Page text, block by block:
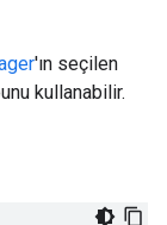
'ın seçilen
kullanabilir.